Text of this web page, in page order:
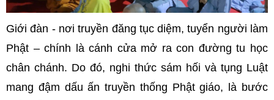
Giới đàn - nơi truyền đăng tục diệm, tuyển người làm
Phật – chính là cánh cửa mở ra con đường tu học
chân chánh. Do đó, nghi thức sám hối và tụng Luật
mang đậm dấu ấn truyền thống Phật giáo, là bước